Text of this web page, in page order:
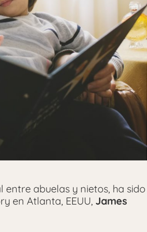
entre abuelas y nietos, ha sido
en Atlanta, EEUU, James